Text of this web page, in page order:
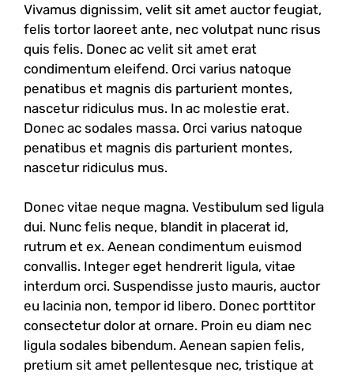
Vivamus dignissim, velit sit amet auctor feugiat,
felis tortor laoreet ante, nec volutpat nunc risus
quis felis. Donec ac velit sit amet erat
condimentum eleifend. Orci varius natoque
penatibus et magnis dis parturient montes,
nascetur ridiculus mus. In ac molestie erat.
Donec ac sodales massa. Orci varius natoque
penatibus et magnis dis parturient montes,
nascetur ridiculus mus.
Donec vitae neque magna. Vestibulum sed ligula
dui. Nunc felis neque, blandit in placerat id,
rutrum et ex. Aenean condimentum euismod
convallis. Integer eget hendrerit ligula, vitae
interdum orci. Suspendisse justo mauris, auctor
eu lacinia non, tempor id libero. Donec porttitor
consectetur dolor at ornare. Proin eu diam nec
ligula sodales bibendum. Aenean sapien felis,
pretium sit amet pellentesque nec, tristique at